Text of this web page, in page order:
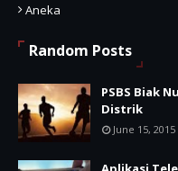
Aneka
Random Posts
PSBS Biak
Distrik
June 15, 2015